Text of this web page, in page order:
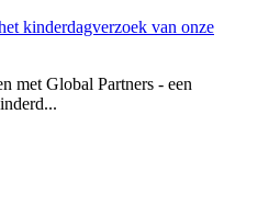
kinderdagverzoek van onze
met Global Partners - een